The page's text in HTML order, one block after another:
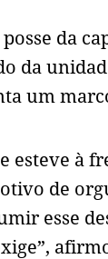
da
da
um
esteve à
de
esse